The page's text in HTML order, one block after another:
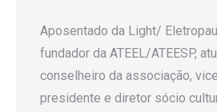
Aposentado da Light/
fundador da ATEEL/ATEESP,
conselheiro da associação,
presidente e diretor sócio